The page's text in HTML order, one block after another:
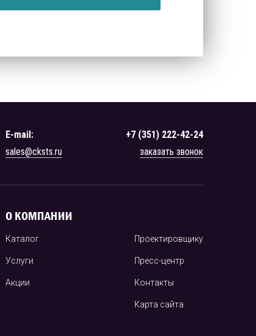
E-mail:
sales@cksts.ru
+7 (351) 222-42-24
заказать звонок
О КОМПАНИИ
Каталог
Услуги
Акции
Проектировщику
Пресс-центр
Контакты
Карта сайта